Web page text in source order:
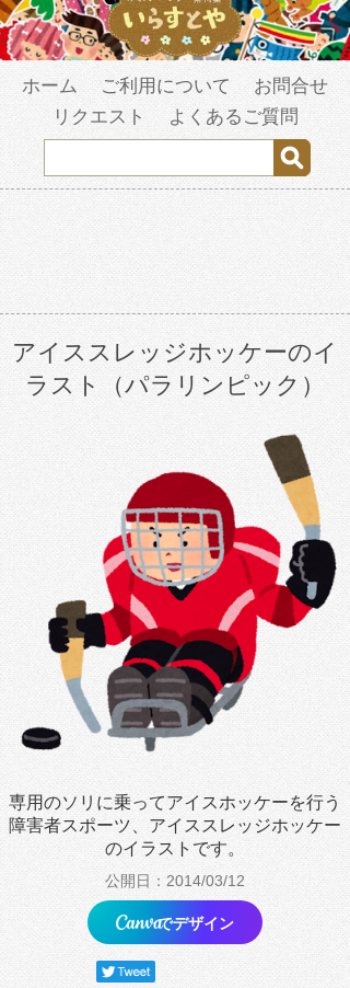
ホーム ご利用について
お問合せ
リクエスト
よくあるご質問
アイススレッジホッケーのイ
ラスト（パラリンピック）
専用のソリに乗ってアイスホッケーを行う
障害者スポーツ、アイススレッジホッケー
のイラストです。
公開日：2014/03/12
でデザイン